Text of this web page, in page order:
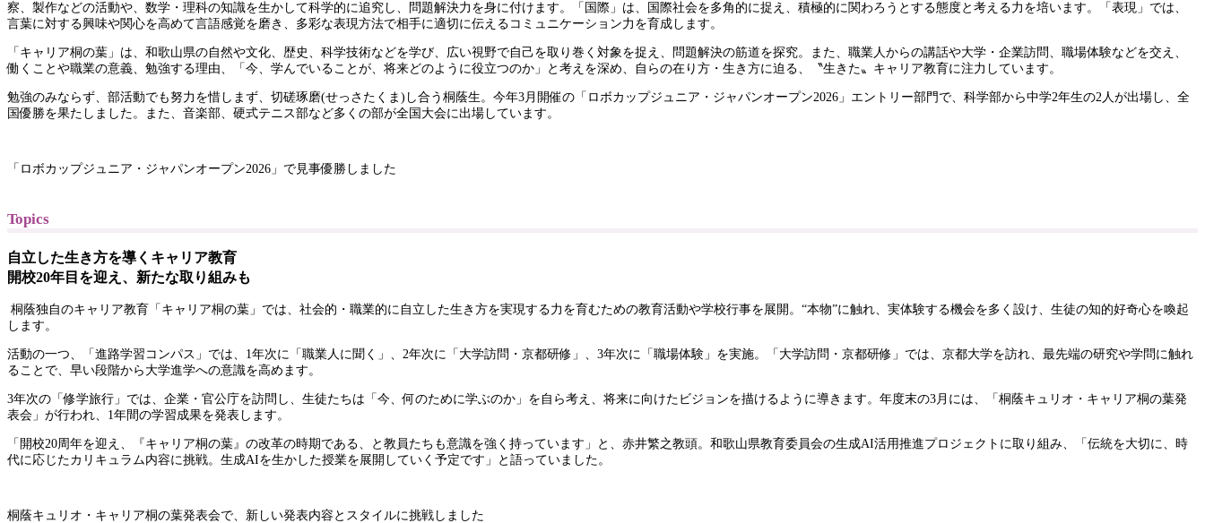
察、製作などの活動や、数学・理科の知識を生かして科学的に追究し、問題解決力を身に付けます。「国際」は、国際社会を多角的に捉え、積極的に関わろうとする態度と考える力を培います。「表現」では、
言葉に対する興味や関心を高めて言語感覚を磨き、多彩な表現方法で相手に適切に伝えるコミュニケーション力を育成します。
「キャリア桐の葉」は、和歌山県の自然や文化、歴史、科学技術などを学び、広い視野で自己を取り巻く対象を捉え、問題解決の筋道を探究。また、職業人からの講話や大学・企業訪問、職場体験などを交え、
働くことや職業の意義、勉強する理由、「今、学んでいることが、将来どのように役立つのか」と考えを深め、自らの在り方・生き方に迫る、〝生きた〟キャリア教育に注力しています。
勉強のみならず、部活動でも努力を惜しまず、切磋琢磨(せっさたくま)し合う桐蔭生。今年3月開催の「ロボカップジュニア・ジャパンオープン2026」エントリー部門で、科学部から中学2年生の2人が出場し、全
国優勝を果たしました。また、音楽部、硬式テニス部など多くの部が全国大会に出場しています。
「ロボカップジュニア・ジャパンオープン2026」で見事優勝しました
Topics
自立した生き方を導くキャリア教育
開校20年目を迎え、新たな取り組みも
桐蔭独自のキャリア教育「キャリア桐の葉」では、社会的・職業的に自立した生き方を実現する力を育むための教育活動や学校行事を展開。“本物”に触れ、実体験する機会を多く設け、生徒の知的好奇心を喚起
します。
活動の一つ、「進路学習コンパス」では、1年次に「職業人に聞く」、2年次に「大学訪問・京都研修」、3年次に「職場体験」を実施。「大学訪問・京都研修」では、京都大学を訪れ、最先端の研究や学問に触れ
ることで、早い段階から大学進学への意識を高めます。
3年次の「修学旅行」では、企業・官公庁を訪問し、生徒たちは「今、何のために学ぶのか」を自ら考え、将来に向けたビジョンを描けるように導きます。年度末の3月には、「桐蔭キュリオ・キャリア桐の葉発
表会」が行われ、1年間の学習成果を発表します。
「開校20周年を迎え、『キャリア桐の葉』の改革の時期である、と教員たちも意識を強く持っています」と、赤井繁之教頭。和歌山県教育委員会の生成AI活用推進プロジェクトに取り組み、「伝統を大切に、時
代に応じたカリキュラム内容に挑戦。生成AIを生かした授業を展開していく予定です」と語っていました。
桐蔭キュリオ・キャリア桐の葉発表会で、新しい発表内容とスタイルに挑戦しました